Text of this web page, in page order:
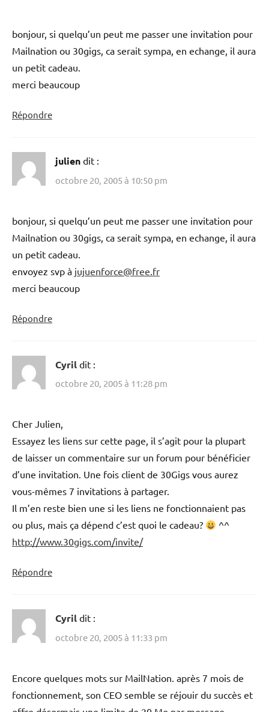
bonjour, si quelqu’un peut me passer une invitation pour
Mailnation ou 30gigs, ca serait sympa, en echange, il aura
un petit cadeau.
merci beaucoup
Répondre
julien dit :
octobre 20, 2005 à 10:50 pm
bonjour, si quelqu’un peut me passer une invitation pour
Mailnation ou 30gigs, ca serait sympa, en echange, il aura
un petit cadeau.
envoyez svp à jujuenforce@free.fr
merci beaucoup
Répondre
Cyril dit :
octobre 20, 2005 à 11:28 pm
Cher Julien,
Essayez les liens sur cette page, il s’agit pour la plupart
de laisser un commentaire sur un forum pour bénéficier
d’une invitation. Une fois client de 30Gigs vous aurez
vous-mêmes 7 invitations à partager.
Il m’en reste bien une si les liens ne fonctionnaient pas
ou plus, mais ça dépend c’est quoi le cadeau?
^^
http://www.30gigs.com/invite/
Répondre
Cyril dit :
octobre 20, 2005 à 11:33 pm
Encore quelques mots sur MailNation. après 7 mois de
fonctionnement, son CEO semble se réjouir du succès et